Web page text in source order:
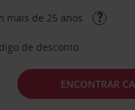
mais de 25 anos
de desconto
ENCONTRAR